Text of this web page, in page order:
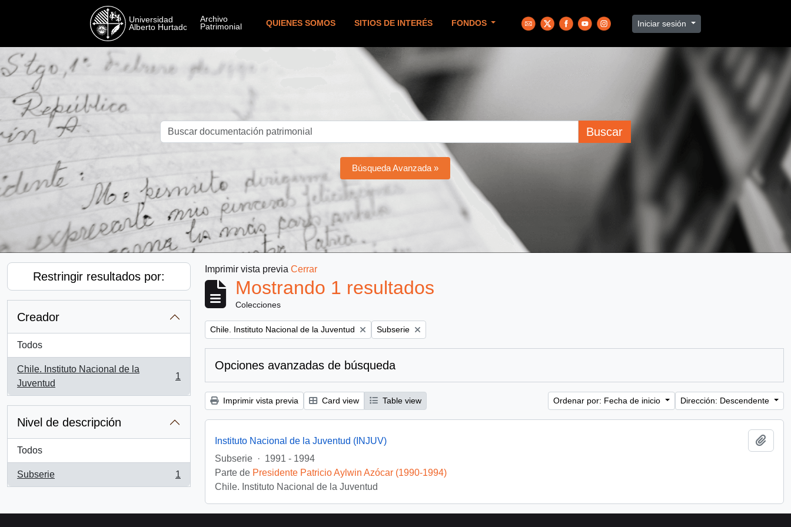
QUIENES SOMOS SITIOS DE INTERÉS FONDOS Iniciar sesión
Buscar
Búsqueda Avanzada »
Restringir resultados por:
Creador
Todos
Chile. Instituto Nacional de la
Juventud
, 1 resultados
1
Nivel de descripción
Todos
Subserie
, 1 resultados
1
Imprimir vista previa Cerrar
Mostrando 1 resultados
Colecciones
Remove filter:
Chile. Instituto Nacional de la Juventud Remove filter:
Subserie
Opciones avanzadas de búsqueda
Imprimir vista previa Card view Table view Ordenar por: Fecha de inicio Dirección: Descendente
Instituto Nacional de la Juventud (INJUV)
Subserie · 1991 - 1994
Parte de Presidente Patricio Aylwin Azócar (1990-1994)
Chile. Instituto Nacional de la Juventud